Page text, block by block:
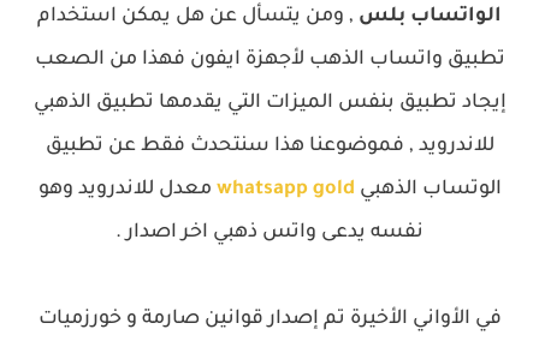
الواتساب بلس , ومن يتسأل عن هل يمكن استخدام
تطبيق واتساب الذهب لأجهزة ايفون فهذا من الصعب
إيجاد تطبيق بنفس الميزات التي يقدمها تطبيق الذهبي
للاندرويد , فموضوعنا هذا سنتحدث فقط عن تطبيق
الوتساب الذهبي whatsapp gold معدل للاندرويد وهو
نفسه يدعى واتس ذهبي اخر اصدار .
في الأواني الأخيرة تم إصدار قوانين صارمة و خورزميات